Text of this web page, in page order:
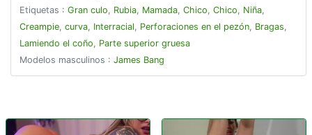
Etiquetas : Gran culo, Rubia, Mamada, Chico, Chico, Niña,
Creampie, curva, Interracial, Perforaciones en el pezón, Bragas,
Lamiendo el coño, Parte superior gruesa
Modelos masculinos : James Bang